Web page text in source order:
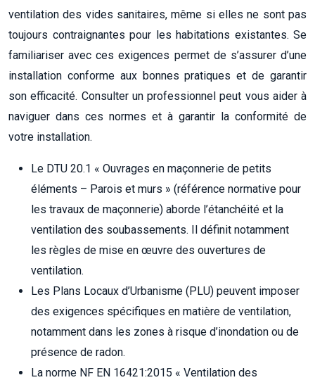
ventilation des vides sanitaires, même si elles ne sont pas
toujours contraignantes pour les habitations existantes. Se
familiariser avec ces exigences permet de s’assurer d’une
installation conforme aux bonnes pratiques et de garantir
son efficacité. Consulter un professionnel peut vous aider à
naviguer dans ces normes et à garantir la conformité de
votre installation.
Le DTU 20.1 « Ouvrages en maçonnerie de petits
éléments – Parois et murs » (référence normative pour
les travaux de maçonnerie) aborde l’étanchéité et la
ventilation des soubassements. Il définit notamment
les règles de mise en œuvre des ouvertures de
ventilation.
Les Plans Locaux d’Urbanisme (PLU) peuvent imposer
des exigences spécifiques en matière de ventilation,
notamment dans les zones à risque d’inondation ou de
présence de radon.
La norme NF EN 16421:2015 « Ventilation des